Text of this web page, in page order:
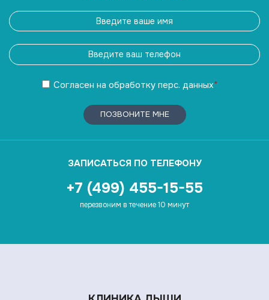
Согласен на обработку перс. данных*
ПОЗВОНИТЕ МНЕ
ЗАПИСАТЬСЯ ПО ТЕЛЕФОНУ
+7 (499) 455-15-55
перезвоним в течение 10 минут